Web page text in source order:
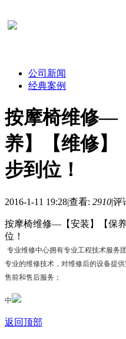
公司新闻
经典案例
按摩椅维修—
养】【维修】
步到位！
2016-1-11 19:28|查看: 2910|评
按摩椅维修—【安装】【保
位！
专业维修中心拥有专业工程技术服务
专业的维修技术，对维修后的设备提
售前和售后服务；
中
返回顶部